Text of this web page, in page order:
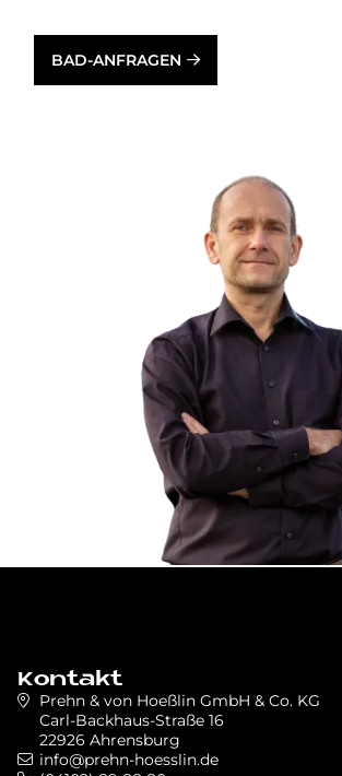
BAD-ANFRAGEN
Kontakt
Prehn & von Hoeßlin GmbH & Co. KG
Carl-Backhaus-Straße 16
22926 Ahrensburg
info@prehn-hoesslin.de